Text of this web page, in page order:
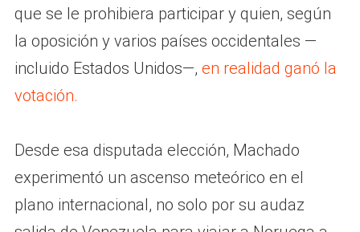
que se le prohibiera participar y quien, según
la oposición y varios países occidentales —
incluido Estados Unidos—, en realidad ganó la
votación.
Desde esa disputada elección, Machado
experimentó un ascenso meteórico en el
plano internacional, no solo por su audaz